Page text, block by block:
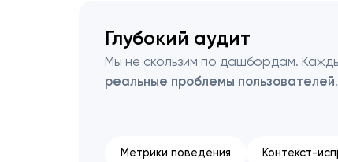
Глубокий аудит
Мы не скользим по дашбордам.
реальные проблемы пользователей.
Метрики поведения Контекст-